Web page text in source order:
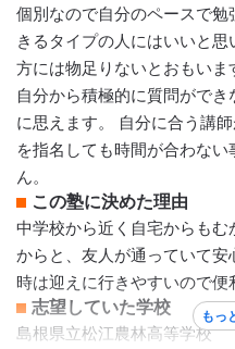
レベルや苦手な分野を把握
よいかと、生徒側の受けた
す。
保護者への連絡手段
電話連絡 / 塾専用アプリ
アクセス・周りの環境
中学校から徒歩で通え、周り
す。
個別なので自分のペースで
きるタイプの人にはいいと
方には物足りないとおもいま
自分から積極的に質問がで
に思えます。 自分に合う講
を指名しても時間が合わな
ん。
この塾に決めた理由
中学校から近く自宅からも
からと、友人が通っていて
時は迎えに行きやすいので便
志望していた学校
島根県立松江農林高等学校
もっ